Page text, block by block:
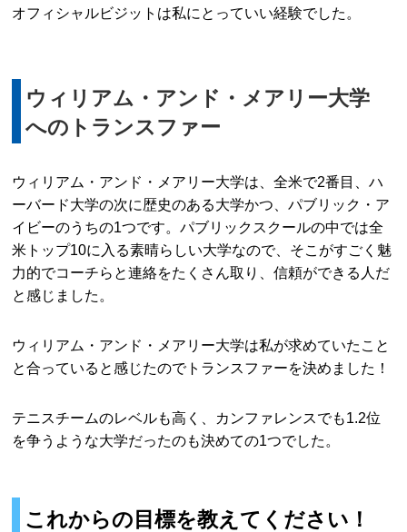
オフィシャルビジットは私にとっていい経験でした。
ウィリアム・アンド・メアリー大学
へのトランスファー
ウィリアム・アンド・メアリー大学は、全米で2番目、ハ
ーバード大学の次に歴史のある大学かつ、パブリック・ア
イビーのうちの1つです。パブリックスクールの中では全
米トップ10に入る素晴らしい大学なので、そこがすごく魅
力的でコーチらと連絡をたくさん取り、信頼ができる人だ
と感じました。
ウィリアム・アンド・メアリー大学は私が求めていたこと
と合っていると感じたのでトランスファーを決めました！
テニスチームのレベルも高く、カンファレンスでも1.2位
を争うような大学だったのも決めての1つでした。
これからの目標を教えてください！